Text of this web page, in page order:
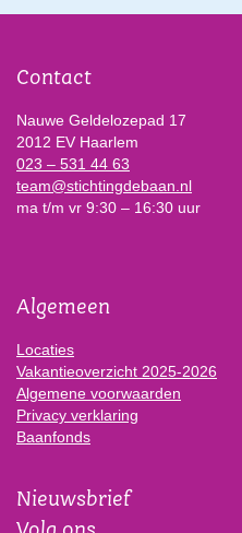
Contact
Nauwe Geldelozepad 17
2012 EV Haarlem
023 – 531 44 63
team@stichtingdebaan.nl
ma t/m vr 9:30 – 16:30 uur
Algemeen
Locaties
Vakantieoverzicht 2025-2026
Algemene voorwaarden
Privacy verklaring
Baanfonds
Nieuwsbrief